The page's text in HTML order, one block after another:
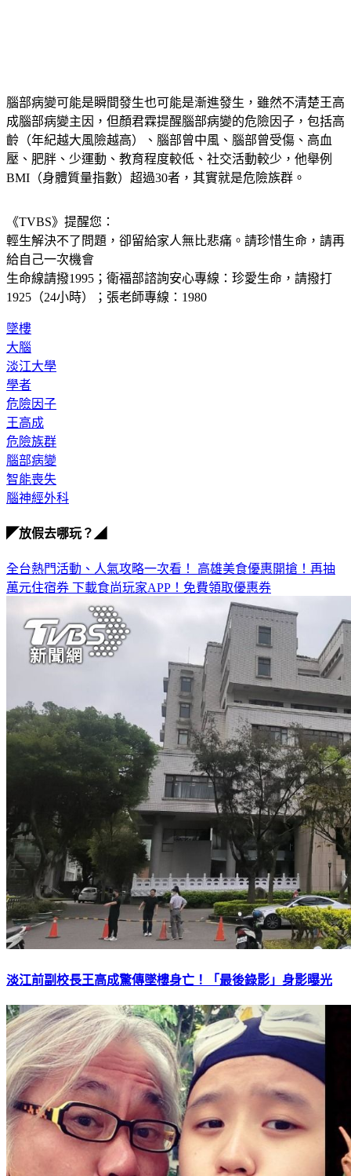
腦部病變可能是瞬間發生也可能是漸進發生，雖然不清楚王高
成腦部病變主因，但顏君霖提醒腦部病變的危險因子，包括高
齡（年紀越大風險越高）、腦部曾中風、腦部曾受傷、高血
壓、肥胖、少運動、教育程度較低、社交活動較少，他舉例
BMI（身體質量指數）超過30者，其實就是危險族群。
《TVBS》提醒您：
輕生解決不了問題，卻留給家人無比悲痛。請珍惜生命，請再
給自己一次機會
生命線請撥1995；衛福部諮詢安心專線：珍愛生命，請撥打
1925（24小時）；張老師專線：1980
墜樓
大腦
淡江大學
學者
危險因子
王高成
危險族群
腦部病變
智能喪失
腦神經外科
◤放假去哪玩？◢
全台熱門活動、人氣攻略一次看！ 高雄美食優惠開搶！再抽
萬元住宿券 下載食尚玩家APP！免費領取優惠券
淡江前副校長王高成驚傳墜樓身亡！「最後錄影」身影曝光